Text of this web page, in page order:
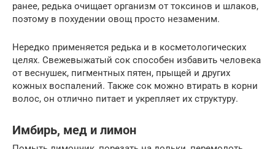
ранее, редька очищает организм от токсинов и шлаков,
поэтому в похудении овощ просто незаменим.
Нередко применяется редька и в косметологических
целях. Свежевыжатый сок способен избавить человека
от веснушек, пигментных пятен, прыщей и других
кожных воспалений. Также сок можно втирать в корни
волос, он отлично питает и укрепляет их структуру.
Имбирь, мед и лимон